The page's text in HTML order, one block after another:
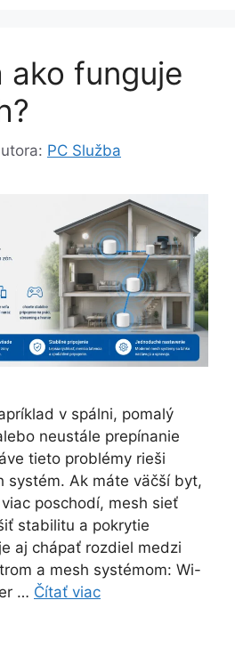
ako funguje
PC Služba
v spálni, pomalý
neustále prepínanie
tieto problémy rieši
systém. Ak máte väčší byt,
poschodí, mesh sieť
stabilitu a pokrytie
aj chápať rozdiel medzi
a mesh systémom: Wi-
… Čítať viac